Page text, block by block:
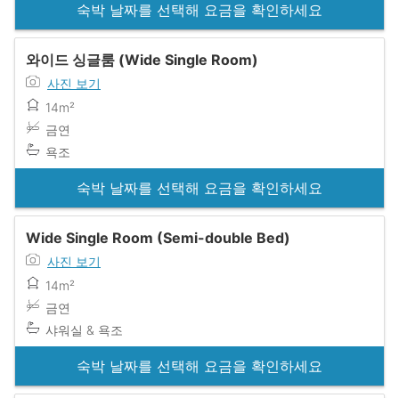
숙박 날짜를 선택해 요금을 확인하세요
와이드 싱글룸 (Wide Single Room)
사진 보기
14m²
금연
욕조
숙박 날짜를 선택해 요금을 확인하세요
Wide Single Room (Semi-double Bed)
사진 보기
14m²
금연
샤워실 & 욕조
숙박 날짜를 선택해 요금을 확인하세요